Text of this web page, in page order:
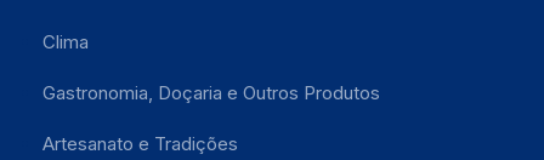
Clima
Gastronomia, Doçaria e Outros Produtos
Artesanato e Tradições